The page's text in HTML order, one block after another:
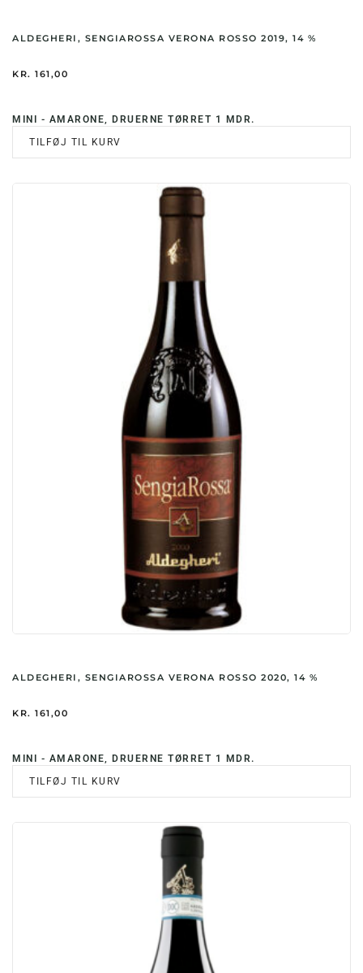
ALDEGHERI, SENGIAROSSA VERONA ROSSO 2019, 14 %
KR. 161,00
MINI - AMARONE, DRUERNE TØRRET 1 MDR.
TILFØJ TIL KURV
ALDEGHERI, SENGIAROSSA VERONA ROSSO 2020, 14 %
KR. 161,00
MINI - AMARONE, DRUERNE TØRRET 1 MDR.
TILFØJ TIL KURV